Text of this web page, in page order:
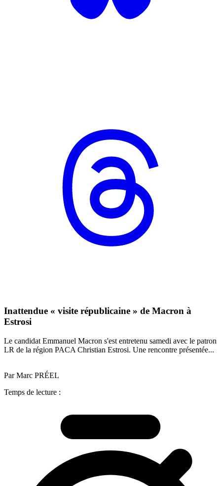
Inattendue « visite républicaine » de Macron à
Estrosi
Le candidat Emmanuel Macron s'est entretenu samedi avec le patron
LR de la région PACA Christian Estrosi. Une rencontre présentée...
Par Marc PRÉEL
Temps de lecture :